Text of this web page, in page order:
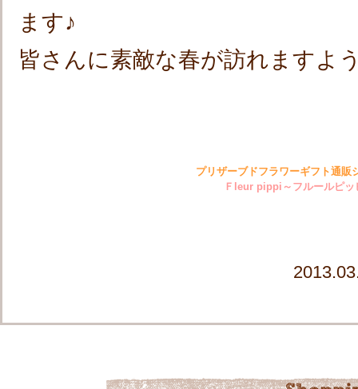
ます♪
皆さんに素敵な春が訪れますよ
プリザーブドフラワーギフト通販
Ｆ leur pippi～フルールピッ